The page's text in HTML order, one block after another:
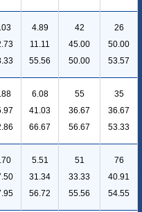
4.89
11.11
55.56
42
45.00
50.00
26
50.00
53.57
6.08
41.03
66.67
55
36.67
56.67
35
36.67
53.33
5.51
31.34
56.72
51
33.33
55.56
76
40.91
54.55